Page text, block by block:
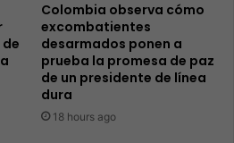
Colombia observa cómo
excombatientes
desarmados ponen a
prueba la promesa de paz
de un presidente de línea
dura
18 hours ago